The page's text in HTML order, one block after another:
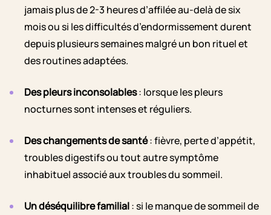
jamais plus de 2-3 heures d’affilée au-delà de six
mois ou si les difficultés d’endormissement durent
depuis plusieurs semaines malgré un bon rituel et
des routines adaptées.
Des pleurs inconsolables: lorsque les pleurs
nocturnes sont intenses et réguliers.
Des changements de santé: fièvre, perte d’appétit,
troubles digestifs ou tout autre symptôme
inhabituel associé aux troubles du sommeil.
Un déséquilibre familial: si le manque de sommeil de